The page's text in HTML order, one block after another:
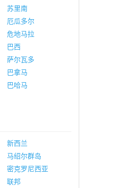
苏里南
厄瓜多尔
危地马拉
巴西
萨尔瓦多
巴拿马
巴哈马
新西兰
马绍尔群岛
密克罗尼西亚
联邦